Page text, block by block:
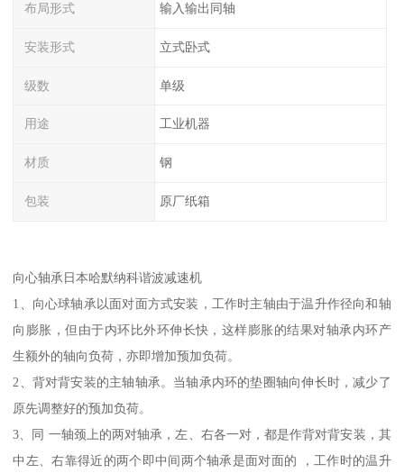
布局形式 输入输出同轴
安装形式 立式卧式
级数 单级
用途 工业机器
材质 钢
包装 原厂纸箱
向心轴承日本哈默纳科谐波减速机
1、向心球轴承以面对面方式安装，工作时主轴由于温升作径向和轴
向膨胀，但由于内环比外环伸长快，这样膨胀的结果对轴承内环产
生额外的轴向负荷，亦即增加预加负荷。
2、背对背安装的主轴轴承。当轴承内环的垫圈轴向伸长时，减少了
原先调整好的预加负荷。
3、同 一轴颈上的两对轴承，左、右各一对，都是作背对背安装，其
中左、右靠得近的两个即中间两个轴承是面对面的 ，工作时的温升